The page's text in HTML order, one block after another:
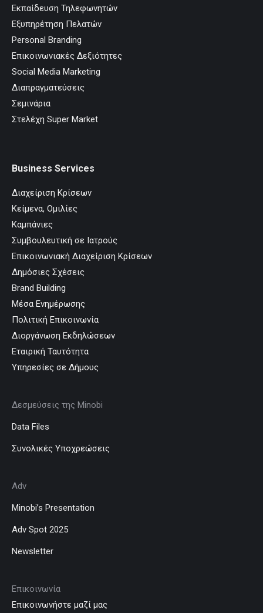
Εκπαίδευση Τηλεφωνητών
Εξυπηρέτηση Πελατών
Personal Branding
Επικοινωνιακές Δεξιότητες
Social Media Marketing
Διαπραγματεύσεις
Σεμινάρια
Στελέχη Super Market
Business Services
Διαχείριση Κρίσεων
Κείμενα, Ομιλίες
Καμπάνιες
Συμβουλευτική σε Ιατρούς
Επικοινωνιακή Διαχείριση Κρίσεων
Δημόσιες Σχέσεις
Brand Building
Μέσα Ενημέρωσης
Πολιτική Επικοινωνία
Διοργάνωση Εκδηλώσεων
Εταιρική Ταυτότητα
Υπηρεσίες σε Δήμους
Δεσμεύσεις της Minobi
Data Files
Συνολικές Υποχρεώσεις
Adv
Minobi’s Presentation
Adv Spot 2025
Newsletter
Επικοινωνία
Επικοινωνήστε μαζί μας